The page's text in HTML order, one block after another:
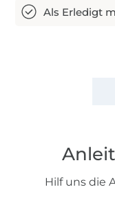
Hilf uns die